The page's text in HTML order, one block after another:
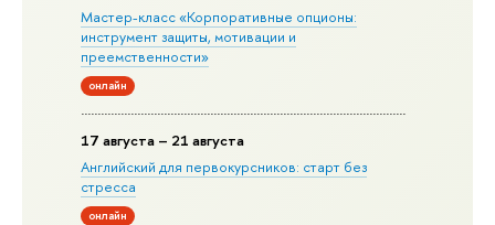
Мастер-класс «Корпоративные опционы:
инструмент защиты, мотивации и
преемственности»
онлайн
17 августа – 21 августа
Английский для первокурсников: старт без
стресса
онлайн